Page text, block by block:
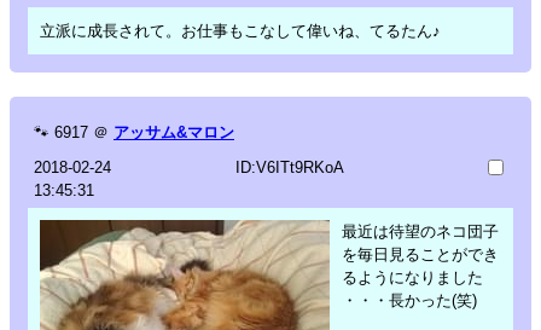
立派に成長されて。お仕事もこなして偉いね、てるたん♪
🐾 6917 ＠ アッサム&マロン
2018-02-24
13:45:31
ID:V6ITt9RKoA
最近は待望のネコ団子
を毎日見ることができ
るようになりました
・・・長かった(笑)